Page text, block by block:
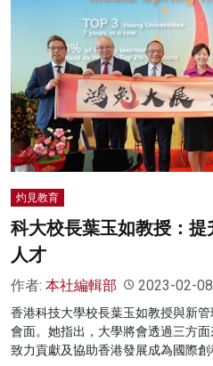
灼見教育
科大校長葉玉如教授：
人才
作者: 本社編輯部 2023-02-08
香港科技大學校長葉玉如教授與新
會面。她指出，大學將會透過三方
致力貢獻及協助香港發展成為國際創